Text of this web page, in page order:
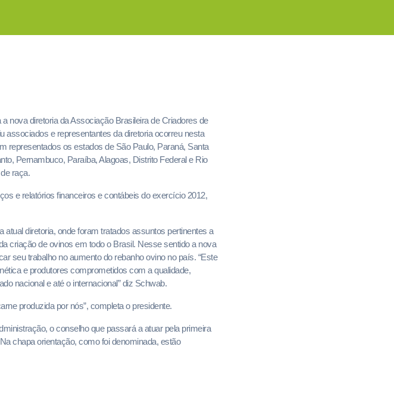
nova diretoria da Associação Brasileira de Criadores de
e representantes da diretoria ocorreu nesta
representados os estados de São Paulo, Paraná, Santa
Pernambuco, Paraíba, Alagoas, Distrito Federal e Rio
raça.
e relatórios financeiros e contábeis do exercício 2012,
diretoria, onde foram tratados assuntos pertinentes a
criação de ovinos em todo o Brasil. Nesse sentido a nova
seu trabalho no aumento do rebanho ovino no país. “Este
e produtores comprometidos com a qualidade,
nacional e até o internacional” diz Schwab.
produzida por nós”, completa o presidente.
o conselho que passará a atuar pela primeira
chapa orientação, como foi denominada, estão